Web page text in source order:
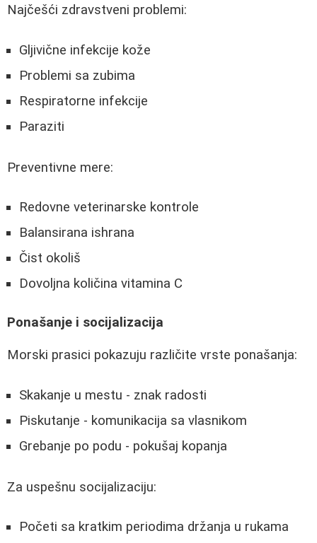
Najčešći zdravstveni problemi:
Gljivične infekcije kože
Problemi sa zubima
Respiratorne infekcije
Paraziti
Preventivne mere:
Redovne veterinarske kontrole
Balansirana ishrana
Čist okoliš
Dovoljna količina vitamina C
Ponašanje i socijalizacija
Morski prasici pokazuju različite vrste ponašanja:
Skakanje u mestu - znak radosti
Piskutanje - komunikacija sa vlasnikom
Grebanje po podu - pokušaj kopanja
Za uspešnu socijalizaciju:
Početi sa kratkim periodima držanja u rukama